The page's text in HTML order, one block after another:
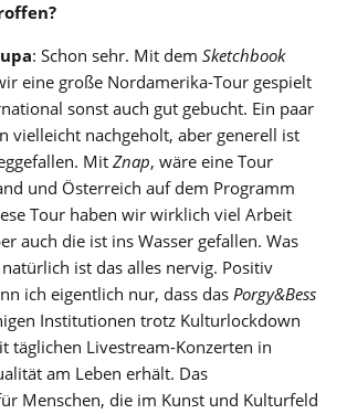
: Schon sehr. Mit dem Sketchbook
eine große Nordamerika-Tour gespielt
sonst auch gut gebucht. Ein paar
vielleicht nachgeholt, aber generell ist
Mit Znap, wäre eine Tour
und Österreich auf dem Programm
Tour haben wir wirklich viel Arbeit
auch die ist ins Wasser gefallen. Was
ist das alles nervig. Positiv
ich eigentlich nur, dass das Porgy&Bess
Institutionen trotz Kulturlockdown
täglichen Livestream-Konzerten in
am Leben erhält. Das
Menschen, die im Kunst und Kulturfeld